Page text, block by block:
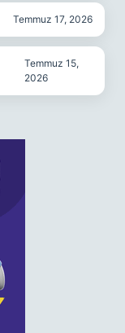
Temmuz 17, 2026
Temmuz 15,
2026